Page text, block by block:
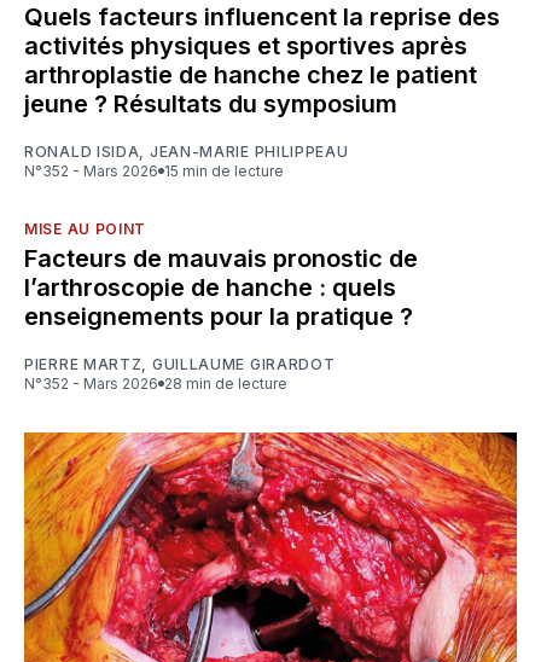
Quels facteurs influencent la reprise des
activités physiques et sportives après
arthroplastie de hanche chez le patient
jeune ? Résultats du symposium
RONALD ISIDA JEAN-MARIE PHILIPPEAU
N°352 - Mars 2026
15 min de lecture
MISE AU POINT
Facteurs de mauvais pronostic de
l’arthroscopie de hanche : quels
enseignements pour la pratique ?
PIERRE MARTZ
GUILLAUME GIRARDOT
N°352 - Mars 2026
28 min de lecture